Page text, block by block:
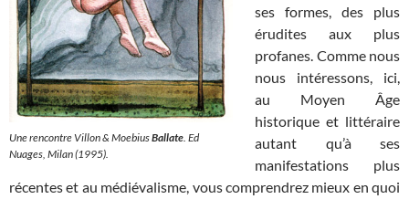
Une rencontre Villon & MoebiusBallate. Ed
Nuages, Milan (1995).
ses formes, des plus
érudites aux plus
profanes. Comme nous
nous intéressons, ici,
au Moyen Âge
historique et littéraire
autant qu’à ses
manifestations plus
récentes et au médiévalisme, vous comprendrez mieux en quoi